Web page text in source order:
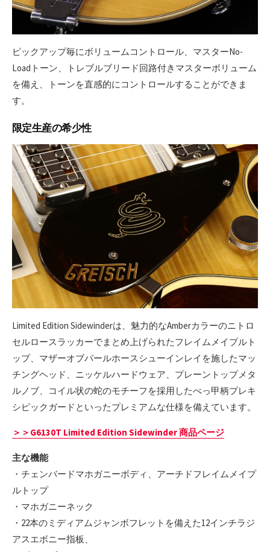
ピックアップ毎にボリュームコントロール、マスターNo-
Loadトーン、トレブルブリード回路付きマスターボリューム
を備え、トーンを直感的にコントロールすることができま
す。
限定生産の希少性
Limited Edition Sidewinderは、魅力的なAmberカラーのニトロ
セルロースラッカーでまとめ上げられたフレイムメイプルト
ップ、マザーオブパールホースシューインレイを施したマッ
チングヘッド、ニッケルハードウェア、プレーントップメタ
ルノブ、コイル状の蛇のモチーフを採用したべっ甲柄プレキ
シピックガードといったプレミアムな仕様を備えています。
＞＞G6130T Limited Edition Sidewinder 商品ページ
主な機能
・チェンバードマホガニーボディ、アーチドフレイムメイプ
ルトップ
・マホガニーネック
・22本のミディアムジャンボフレットを備えた12インチラジ
アスエボニー指板、